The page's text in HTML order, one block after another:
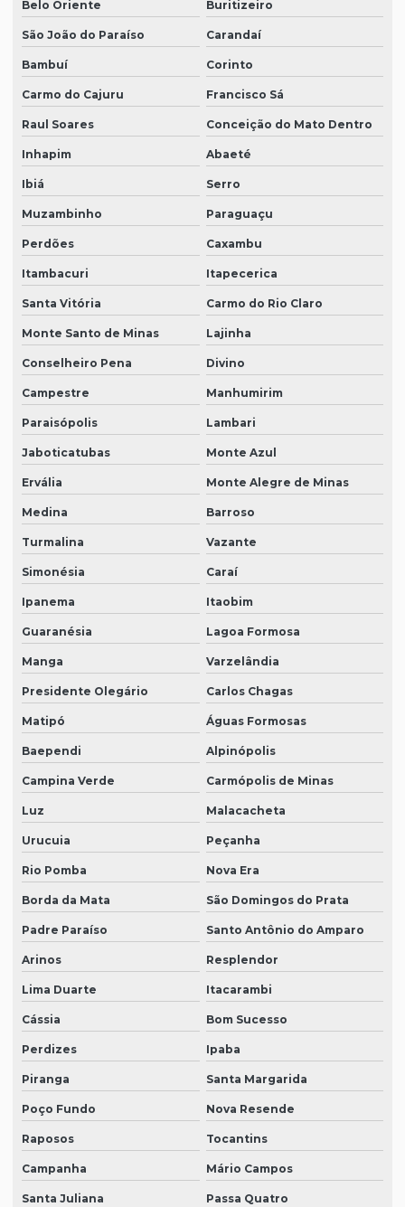
Belo Oriente Buritizeiro
São João do Paraíso Carandaí
Bambuí Corinto
Carmo do Cajuru Francisco Sá
Raul Soares Conceição do Mato Dentro
Inhapim Abaeté
Ibiá Serro
Muzambinho Paraguaçu
Perdões Caxambu
Itambacuri Itapecerica
Santa Vitória Carmo do Rio Claro
Monte Santo de Minas Lajinha
Conselheiro Pena Divino
Campestre Manhumirim
Paraisópolis Lambari
Jaboticatubas Monte Azul
Ervália Monte Alegre de Minas
Medina Barroso
Turmalina Vazante
Simonésia Caraí
Ipanema Itaobim
Guaranésia Lagoa Formosa
Manga Varzelândia
Presidente Olegário Carlos Chagas
Matipó Águas Formosas
Baependi Alpinópolis
Campina Verde Carmópolis de Minas
Luz Malacacheta
Urucuia Peçanha
Rio Pomba Nova Era
Borda da Mata São Domingos do Prata
Padre Paraíso Santo Antônio do Amparo
Arinos Resplendor
Lima Duarte Itacarambi
Cássia Bom Sucesso
Perdizes Ipaba
Piranga Santa Margarida
Poço Fundo Nova Resende
Raposos Tocantins
Campanha Mário Campos
Santa Juliana Passa Quatro